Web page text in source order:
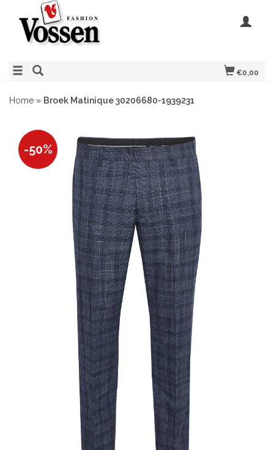
€0,00
Home » Broek Matinique 30206680-1939231
-50%